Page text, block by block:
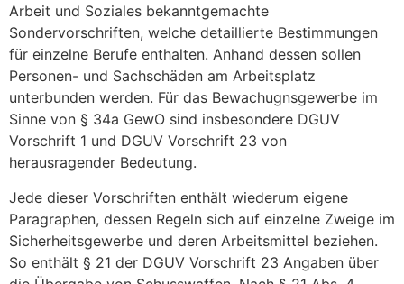
Arbeit und Soziales bekanntgemachte
Sondervorschriften, welche detaillierte Bestimmungen
für einzelne Berufe enthalten. Anhand dessen sollen
Personen- und Sachschäden am Arbeitsplatz
unterbunden werden. Für das Bewachugnsgewerbe im
Sinne von § 34a GewO sind insbesondere DGUV
Vorschrift 1 und DGUV Vorschrift 23 von
herausragender Bedeutung.
Jede dieser Vorschriften enthält wiederum eigene
Paragraphen, dessen Regeln sich auf einzelne Zweige im
Sicherheitsgewerbe und deren Arbeitsmittel beziehen.
So enthält § 21 der DGUV Vorschrift 23 Angaben über